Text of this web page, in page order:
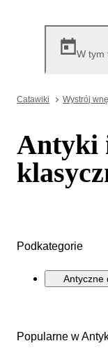
W tym
Catawiki Wystrój
Antyki
Podkategorie
Antyczne
Popularne w